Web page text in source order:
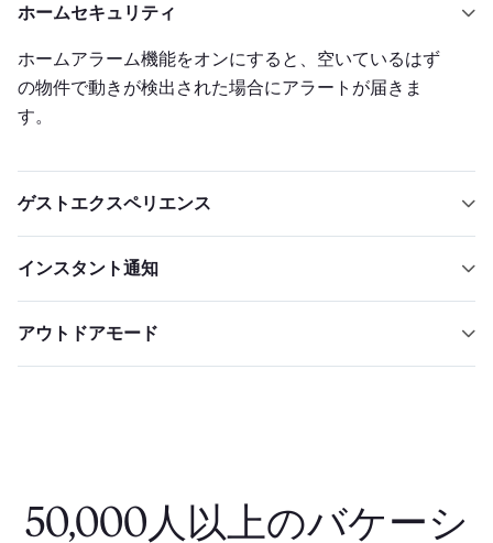
ホームセキュリティ
ホームアラーム機能をオンにすると、空いているはず
の物件で動きが検出された場合にアラートが届きま
す。
ゲストエクスペリエンス
クアウトが簡単になります。気候を追跡してゲストが
快適に過ごせるようにします。
インスタント通知
きます。
アウトドアモード
50,000人以上のバケーシ